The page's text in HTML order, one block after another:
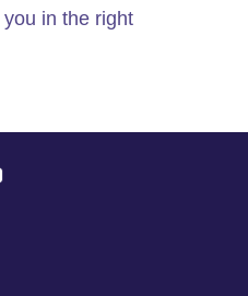
in the right